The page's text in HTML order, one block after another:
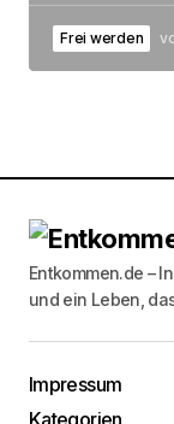
Frei werden
Entkommen.de –
und ein Leben,
Impressum